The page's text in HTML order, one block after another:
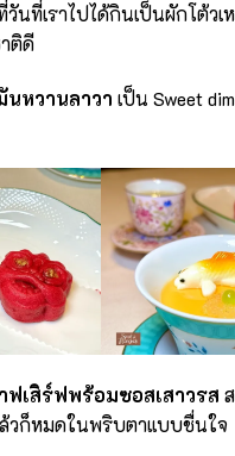
วันที่เราไปได้กินเป็นผักโต้วเ
ติดี
หวานลาวา เป็น Sweet
เสิร์ฟพร้อมซอสเสาวรส
วก็หมดในพริบตาแบบชื่นใจ